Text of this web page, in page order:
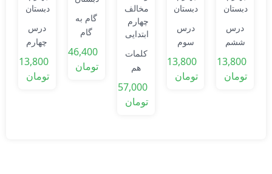
درس
ششم
فارسی
چهارم
دبستان
13,800
تومان
درس
سوم
فارسی
چهارم
دبستان
13,800
تومان
کلمات
هم
معنی
مخالف
57,000
تومان
گام به
گام
نگارش
چهارم
دبستان
46,400
تومان
درس
چهارم
فارسی
چهارم
دبستان
13,800
تومان